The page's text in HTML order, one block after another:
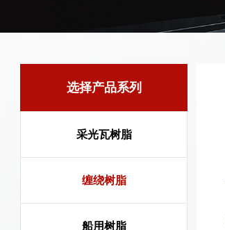
选择产品系列
采光瓦树脂
缠绕树脂
船用树脂